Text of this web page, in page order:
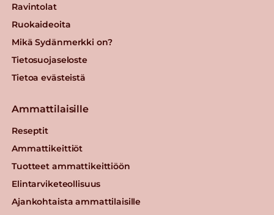
Ravintolat
Ruokaideoita
Mikä Sydänmerkki on?
Tietosuojaseloste
Tietoa evästeistä
Ammattilaisille
Reseptit
Ammattikeittiöt
Tuotteet ammattikeittiöön
Elintarviketeollisuus
Ajankohtaista ammattilaisille